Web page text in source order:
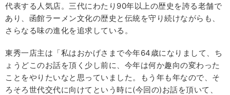
代表する人気店。三代にわたり90年以上の歴史を誇る老舗で
あり、函館ラーメン文化の歴史と伝統を守り続けながらも、
さらなる味の進化を追求している。
東秀一店主は「私はおかげさまで今年64歳になりまして、ち
ょうどこのお話を頂く少し前に、今年は何か趣向の変わった
ことをやりたいなと思っていました。もう年も年なので、そ
ろそろ世代交代に向けてという時に(今回の)お話を頂いて、